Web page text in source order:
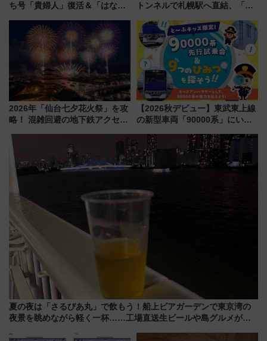
ち号「貴婦人」復活＆「はなあ
注目観光列車まとめ きっぷの取
り方は？
トンネルで札幌駅へ直結、「創
から本格着工、延長4.8km整備
事業の全貌
2026年「仙台七夕花火祭」を攻
略！ 混雑回避の地下鉄アクセス
火前に楽しむ仙台観光ルートま
で解説！
【2026秋デビュー】東武東上線
の新型車両「90000系」にいち
向け先行試乗会でキッズアンバ
サダーになろう
夏の夜は「さるびあ丸」で飲もう！船上ビアガーデンで東京湾の
夜景を眺めながら軽く一杯……工場直送生ビールや島グルメが美